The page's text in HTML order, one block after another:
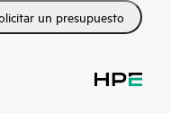
un presupuesto